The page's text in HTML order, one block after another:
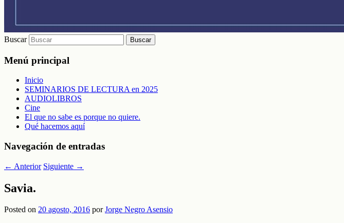
Buscar
Menú principal
Inicio
SEMINARIOS DE LECTURA en 2025
AUDIOLIBROS
Cine
El que no sabe es porque no quiere.
Qué hacemos aquí
Navegación de entradas
← Anterior Siguiente →
Savia.
Posted on 20 agosto, 2016 porJorge Negro Asensio